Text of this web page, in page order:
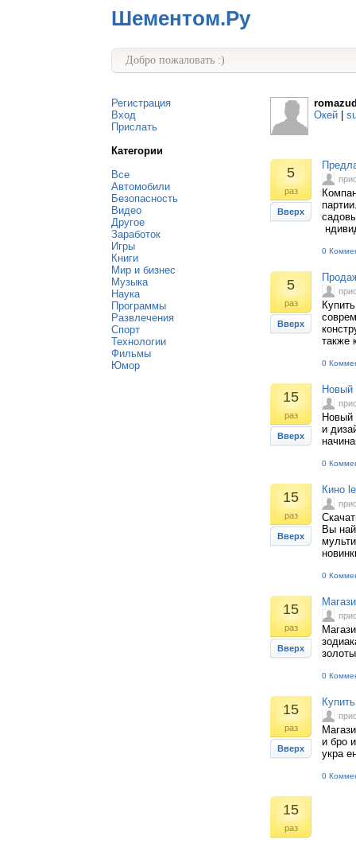
Шементом.Ру
Добро пожаловать :)
Регистрация
Вход
Прислать
Категории
Все
Автомобили
Безопасность
Видео
Другое
Заработок
Игры
Книги
Мир и бизнес
Музыка
Наука
Программы
Развлечения
Спорт
Технологии
Фильмы
Юмор
Окей
5
раз
Вверх
0
5
раз
Вверх
также
0
15
раз
Вверх
Новый
Новый
и
0
15
раз
Вверх
Кино
Вы
0
15
раз
Вверх
0
15
раз
Вверх
и бро
укра
0
15
раз